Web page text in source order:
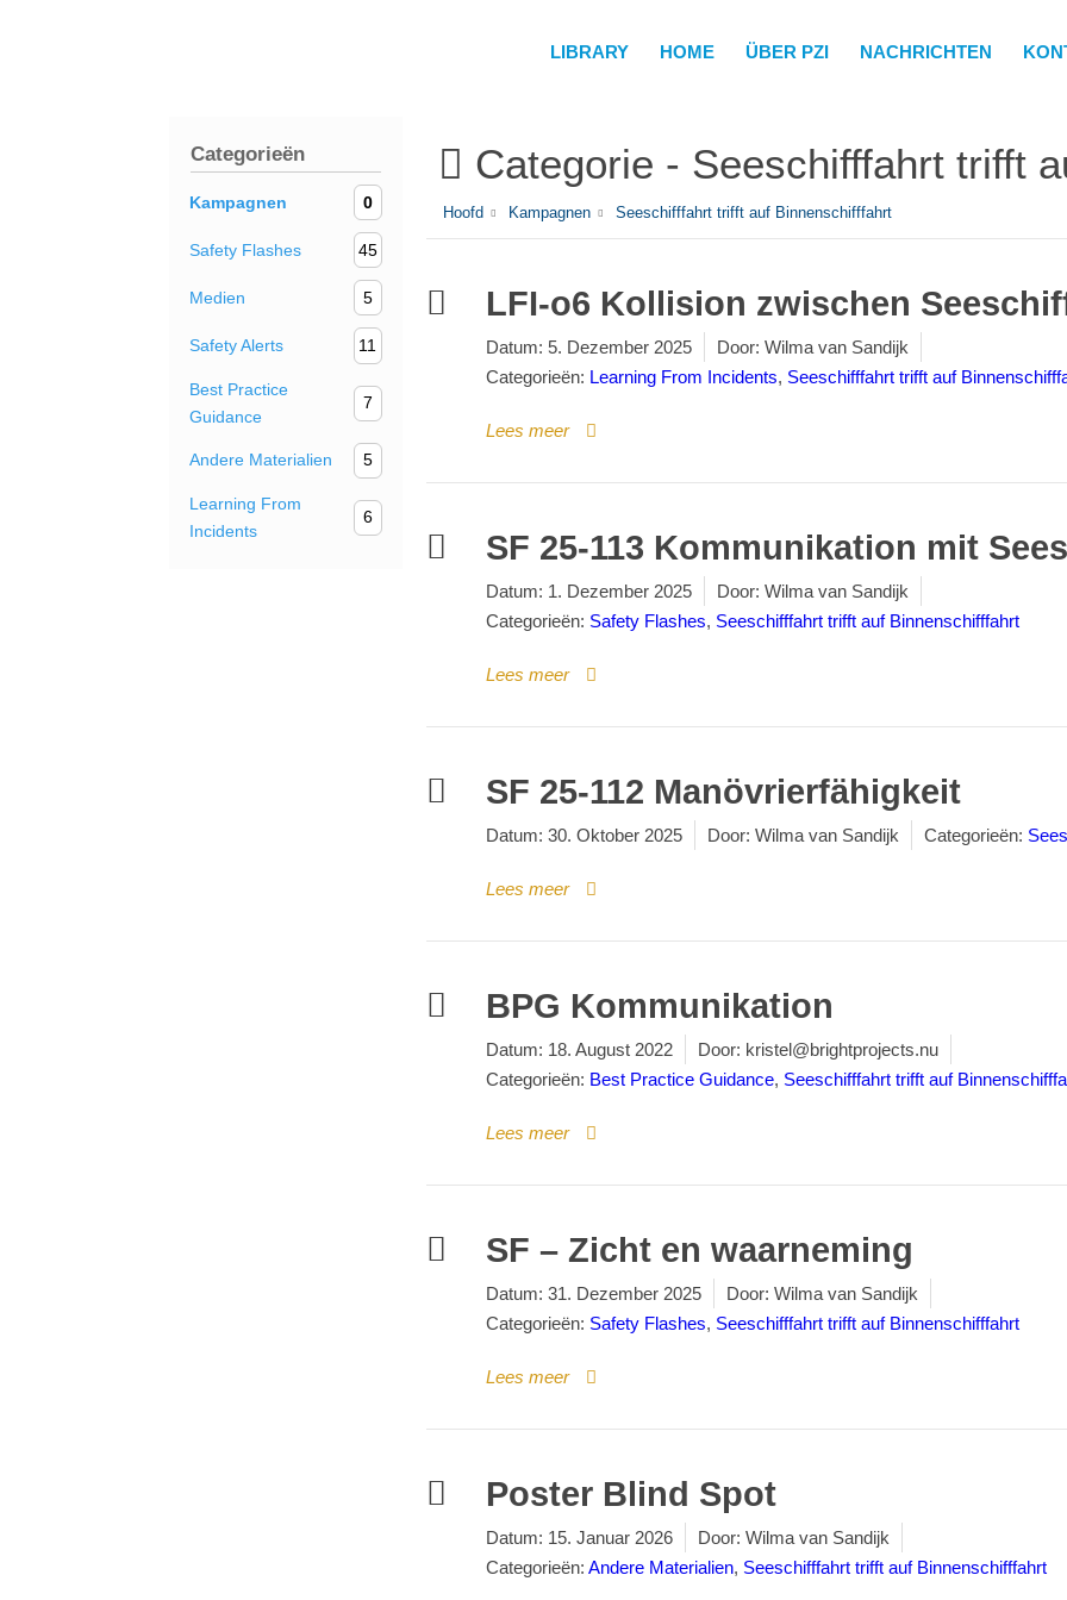
LIBRARY HOME ÜBER PZI NACHRICHTEN
Categorieën
Kampagnen 0
Safety Flashes 45
Medien 5
Safety Alerts 11
Best Practice
Guidance
7
Andere Materialien 5
Learning From
Incidents
6
Categorie - Seeschifffahrt trifft
Hoofd Kampagnen Seeschifffahrt trifft auf Binnenschifffahrt
LFI-o6 Kollision zwischen
Datum: 5. Dezember 2025 Door: Wilma van Sandijk
Categorieën: Learning From Incidents, Seeschifffahrt trifft auf
Lees meer
SF 25-113 Kommunikation mit
Datum: 1. Dezember 2025 Door: Wilma van Sandijk
Categorieën: Safety Flashes, Seeschifffahrt trifft auf Binnenschifffahrt
Lees meer
SF 25-112 Manövrierfähigkeit
Datum: 30. Oktober 2025 Door: Wilma van Sandijk Categorieën:
Lees meer
BPG Kommunikation
Datum: 18. August 2022 Door: kristel@brightprojects.nu
Categorieën: Best Practice Guidance, Seeschifffahrt trifft auf
Lees meer
SF – Zicht en waarneming
Datum: 31. Dezember 2025 Door: Wilma van Sandijk
Categorieën: Safety Flashes, Seeschifffahrt trifft auf Binnenschifffahrt
Lees meer
Poster Blind Spot
Datum: 15. Januar 2026 Door: Wilma van Sandijk
Categorieën: Andere Materialien, Seeschifffahrt trifft auf Binnenschifffahrt